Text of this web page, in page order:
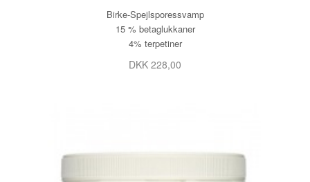
Birke-­Spejlsporessvamp
15 % betaglukkaner
4% terpetiner
DKK 228,00